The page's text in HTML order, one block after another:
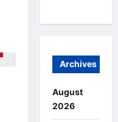
Archives
August
2026